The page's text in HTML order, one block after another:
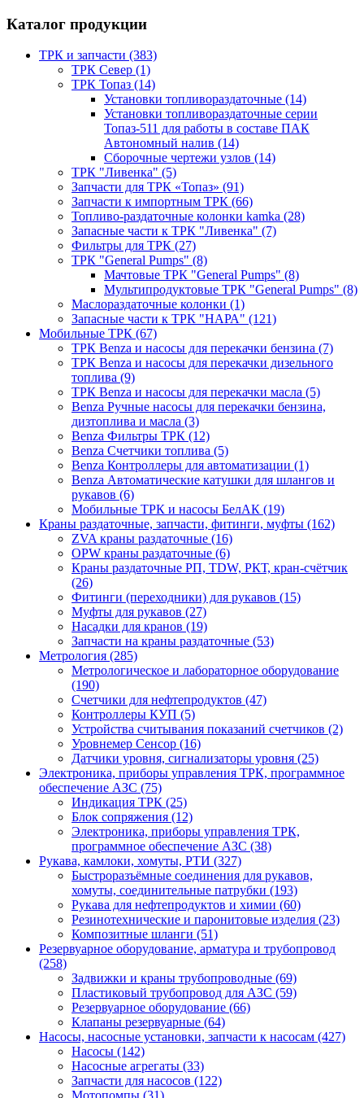
Каталог продукции
ТРК и запчасти (383)
ТРК Север (1)
ТРК Топаз (14)
Установки топливораздаточные (14)
Установки топливораздаточные серии
Топаз-511 для работы в составе ПАК
Автономный налив (14)
Сборочные чертежи узлов (14)
ТРК "Ливенка" (5)
Запчасти для ТРК «Топаз» (91)
Запчасти к импортным ТРК (66)
Топливо-раздаточные колонки kamka (28)
Запасные части к ТРК "Ливенка" (7)
Фильтры для ТРК (27)
ТРК "General Pumps" (8)
Мачтовые ТРК "General Pumps" (8)
Мультипродуктовые ТРК "General Pumps" (8)
Маслораздаточные колонки (1)
Запасные части к ТРК "НАРА" (121)
Мобильные ТРК (67)
ТРК Benza и насосы для перекачки бензина (7)
ТРК Benza и насосы для перекачки дизельного
топлива (9)
ТРК Benza и насосы для перекачки масла (5)
Benza Ручные насосы для перекачки бензина,
дизтоплива и масла (3)
Benza Фильтры ТРК (12)
Benza Счетчики топлива (5)
Benza Контроллеры для автоматизации (1)
Benza Автоматические катушки для шлангов и
рукавов (6)
Мобильные ТРК и насосы БелАК (19)
Краны раздаточные, запчасти, фитинги, муфты (162)
ZVA краны раздаточные (16)
OPW краны раздаточные (6)
Краны раздаточные РП, TDW, РКТ, кран-счётчик
(26)
Фитинги (переходники) для рукавов (15)
Муфты для рукавов (27)
Насадки для кранов (19)
Запчасти на краны раздаточные (53)
Метрология (285)
Метрологическое и лабораторное оборудование
(190)
Счетчики для нефтепродуктов (47)
Контроллеры КУП (5)
Устройства считывания показаний счетчиков (2)
Уровнемер Сенсор (16)
Датчики уровня, сигнализаторы уровня (25)
Электроника, приборы управления ТРК, программное
обеспечение АЗС (75)
Индикация ТРК (25)
Блок сопряжения (12)
Электроника, приборы управления ТРК,
программное обеспечение АЗС (38)
Рукава, камлоки, хомуты, РТИ (327)
Быстроразъёмные соединения для рукавов,
хомуты, соединительные патрубки (193)
Рукава для нефтепродуктов и химии (60)
Резинотехнические и паронитовые изделия (23)
Композитные шланги (51)
Резервуарное оборудование, арматура и трубопровод
(258)
Задвижки и краны трубопроводные (69)
Пластиковый трубопровод для АЗС (59)
Резервуарное оборудование (66)
Клапаны резервуарные (64)
Насосы, насосные установки, запчасти к насосам (427)
Насосы (142)
Насосные агрегаты (33)
Запчасти для насосов (122)